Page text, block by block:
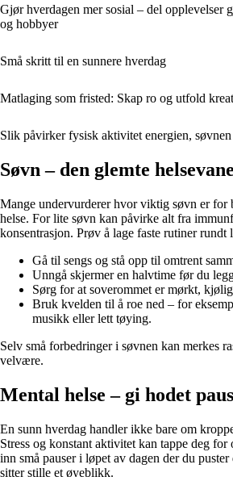
Gjør hverdagen mer sosial – del opplevelser
og hobbyer
Små skritt til en sunnere hverdag
Matlaging som fristed: Skap ro og utfold
Slik påvirker fysisk aktivitet energien,
Søvn – den glemte
Mange undervurderer hvor viktig søvn er for
helse. For lite søvn kan påvirke alt fra
konsentrasjon. Prøv å lage faste rutiner rundt
Gå til sengs og stå opp til omtrent
Unngå skjermer en halvtime før du
Sørg for at soverommet er mørkt,
Bruk kvelden til å roe ned – for
musikk eller lett tøying.
Selv små forbedringer i søvnen kan merkes
velvære.
Mental helse – gi hodet
En sunn hverdag handler ikke bare om
Stress og konstant aktivitet kan tappe deg
inn små pauser i løpet av dagen der du
sitter stille et øyeblikk.